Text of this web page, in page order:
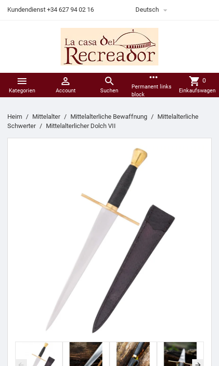
Kundendienst +34 627 94 02 16 Deutsch 

Kategorien

Account

Suchen
more_horiz
Permanent links
block
shopping_cart 0
Einkaufswagen
Heim Mittelalter Mittelalterliche Bewaffnung
Mittelalterliche
Schwerter
Mittelalterlicher Dolch VII